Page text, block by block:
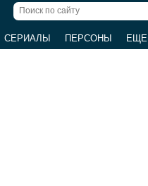
СЕРИАЛЫ ПЕРСОНЫ ЕЩЕ